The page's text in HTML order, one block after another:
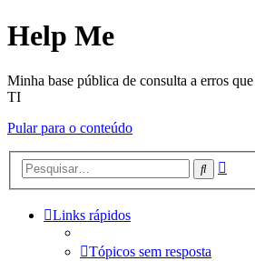
Help Me
Minha base pública de consulta a erros
TI
Pular para o conteúdo
Pesquisar
Links rápidos
Tópicos sem resposta